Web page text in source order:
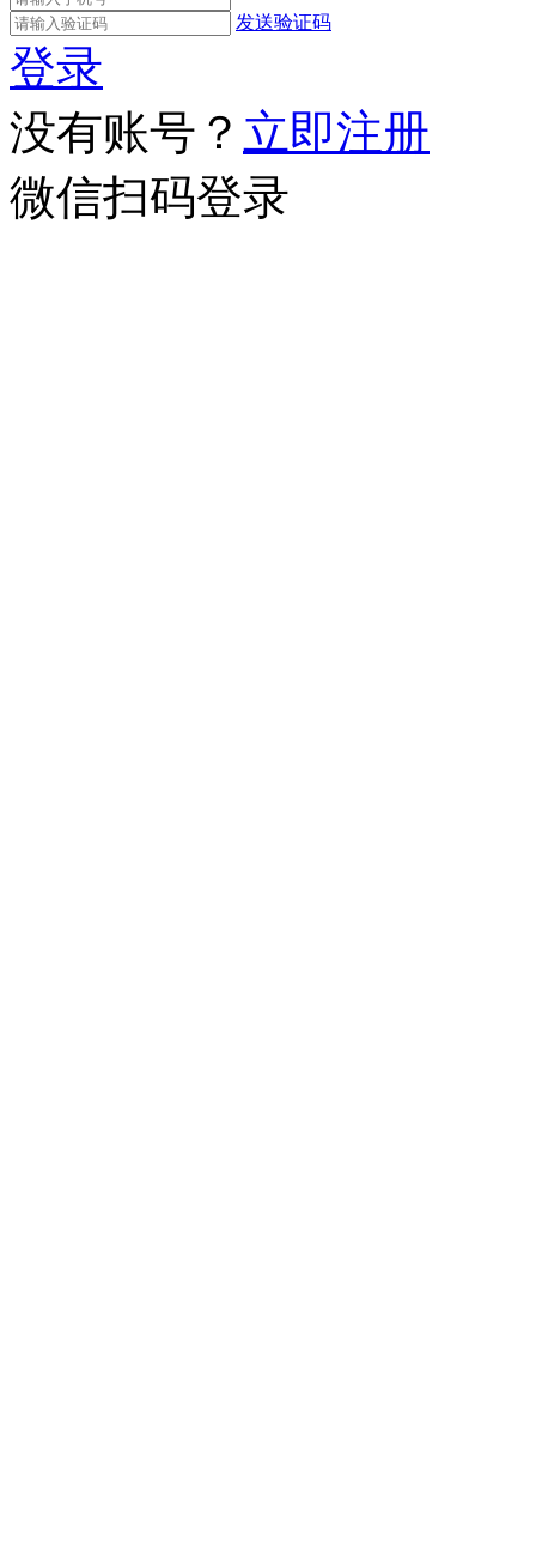
发送验证码
登录
没有账号？ 立即注册
微信扫码登录